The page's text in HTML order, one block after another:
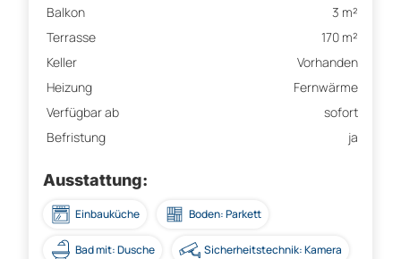
Balkon
3 m²
Terrasse
170 m²
Keller
Vorhanden
Heizung
Fernwärme
Verfügbar ab
sofort
Befristung
ja
Ausstattung:
Einbauküche Boden: Parkett
Bad mit: Dusche Sicherheitstechnik: Kamera